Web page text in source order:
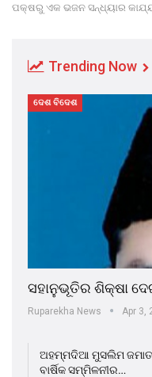
ପକ୍ଷରୁ ଏକ ଭଜନ ସନ୍ଧ୍ୟାର
Trending Now
ଦେଶ ବିଦେଶ
ସହାନୁଭୂତିର ଶିକ୍ଷା
Ruparekha News Apr 3,
ଅହମ୍ମଦିଆ ମୁସଲିମ ଜମାତ
ବାର୍ଷିକ ସମ୍ମିଳନୀର…